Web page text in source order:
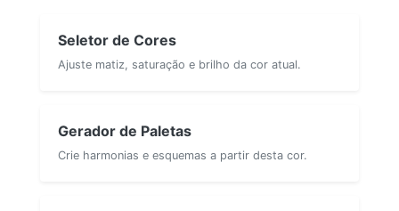
Seletor de Cores
Ajuste matiz, saturação e brilho da cor atual.
Gerador de Paletas
Crie harmonias e esquemas a partir desta cor.